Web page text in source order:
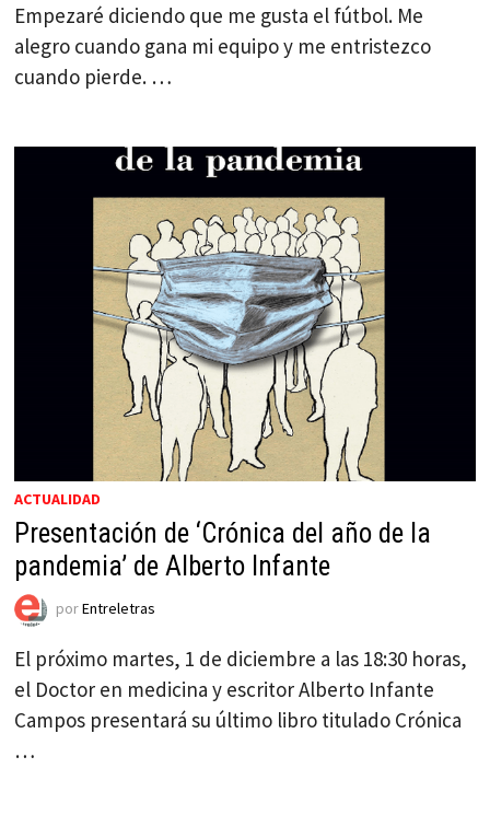
Empezaré diciendo que me gusta el fútbol. Me
alegro cuando gana mi equipo y me entristezco
cuando pierde. …
ACTUALIDAD
Presentación de ‘Crónica del año de la
pandemia’ de Alberto Infante
porEntreletras
El próximo martes, 1 de diciembre a las 18:30 horas,
el Doctor en medicina y escritor Alberto Infante
Campos presentará su último libro titulado Crónica
…